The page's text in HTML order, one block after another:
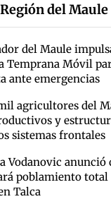
Región del Maule
del Maule
Temprana Móvil
ante emergencias
agricultores del
y
sistemas frontales
Vodanovic anunció
poblamiento total
Talca